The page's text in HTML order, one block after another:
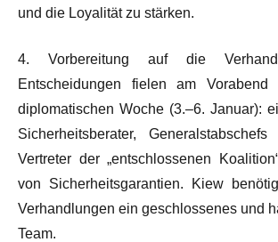
und die Loyalität zu stärken.
4. Vorbereitung auf die
Entscheidungen fielen am Vorabend
diplomatischen Woche (3.–6. Januar):
Sicherheitsberater,
Vertreter der „entschlossenen
von Sicherheitsgarantien. Kiew
Verhandlungen ein geschlossenes und
Team.